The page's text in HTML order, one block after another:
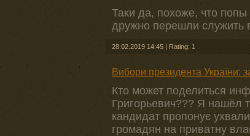
Таки да, похоже, что
дружно перешли служить
28.02.2019 14:45 | Rating: 1
Вибори президента України:
Кто может поделиться
Григорьевич??? Я нашёл
кандидат пропонує
громадян на приватну